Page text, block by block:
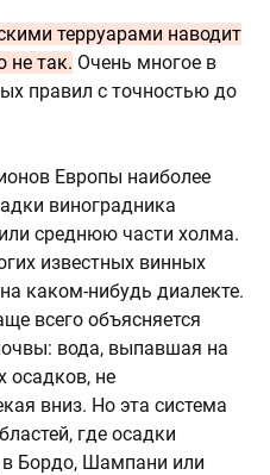
терруарами наводит
не так. Очень многое в
правил с точностью до
Европы наиболее
виноградника
среднюю части холма.
известных винных
каком-нибудь диалекте.
всего объясняется
вода, выпавшая на
осадков, не
вниз. Но эта система
где осадки
Бордо, Шампани или